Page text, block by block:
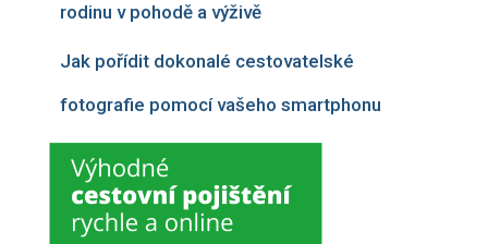
rodinu v pohodě a výživě
Jak pořídit dokonalé cestovatelské
fotografie pomocí vašeho smartphonu